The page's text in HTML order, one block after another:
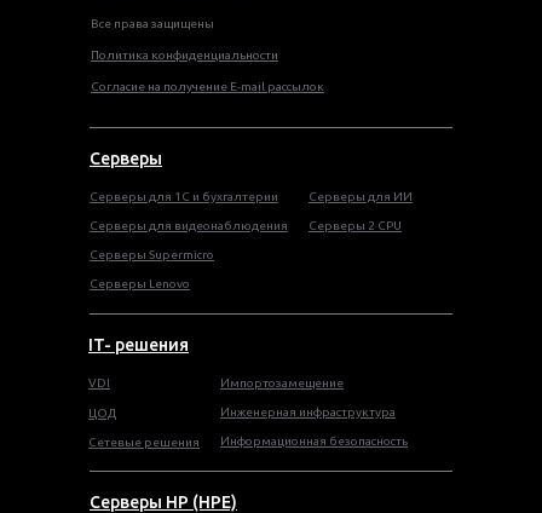
Все права защищены
Политика конфиденциальности
Согласие на получение E-mail рассылок
Серверы
Серверы HP (HPE)
Серверы для 1С и бухгалтерии
Серверы для видеонаблюдения
Серверы Supermicro
Серверы Lenovo
Серверы для ИИ
Серверы 2 CPU
VDI
ЦОД
Сетевые решения
Импортозамещение
Инженерная инфраструктура
Информационная безопасность
IT- решения